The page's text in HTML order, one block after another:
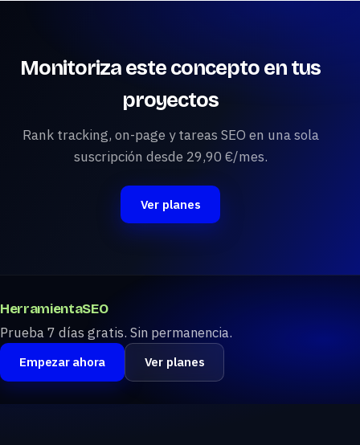
Monitoriza este concepto en tus
proyectos
Rank tracking, on-page y tareas SEO en una sola
suscripción desde 29,90 €/mes.
Ver planes
HerramientaSEO
Prueba 7 días gratis. Sin permanencia.
Empezar ahora Ver planes